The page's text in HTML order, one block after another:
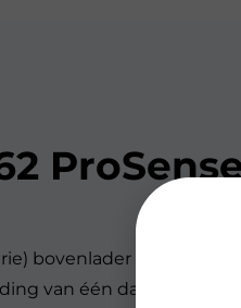
bovenlader
van één dag. Dankzij